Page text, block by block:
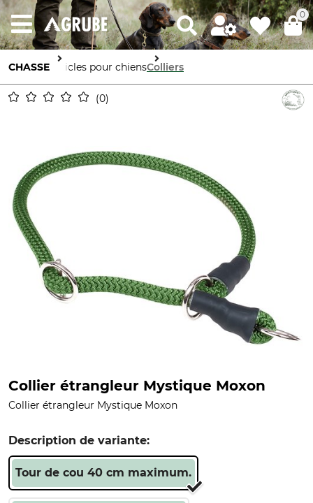
0
CHASSE Articles pour chiensColliers
0
Collier étrangleur Mystique Moxon
Collier étrangleur Mystique Moxon
Description de variante:
Tour de cou 40 cm maximum.